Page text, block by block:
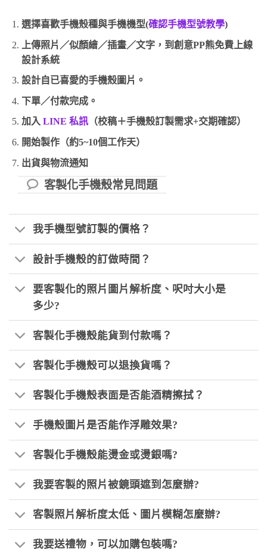
選擇喜歡手機殼種與手機機型(確認手機型號教學)
上傳照片／似顏繪／插畫／文字，到創意PP熊免費上線
設計系統
設計自已喜愛的手機殼圖片。
下單／付款完成。
加入LINE 私訊（校稿＋手機殼訂製需求+交期確認）
開始製作（約5~10個工作天）
出貨與物流通知
客製化手機殼常見問題
我手機型號訂製的價格？
設計手機殼的訂做時間？
要客製化的照片圖片解析度、呎吋大小是
多少?
客製化手機殼能貨到付款嗎？
客製化手機殼可以退換貨嗎？
客製化手機殼表面是否能酒精擦拭？
手機殼圖片是否能作浮雕效果?
客製化手機殼能燙金或燙銀嗎?
我要客製的照片被鏡頭遮到怎麼辦?
客製照片解析度太低、圖片模糊怎麼辦?
我要送禮物，可以加購包裝嗎?